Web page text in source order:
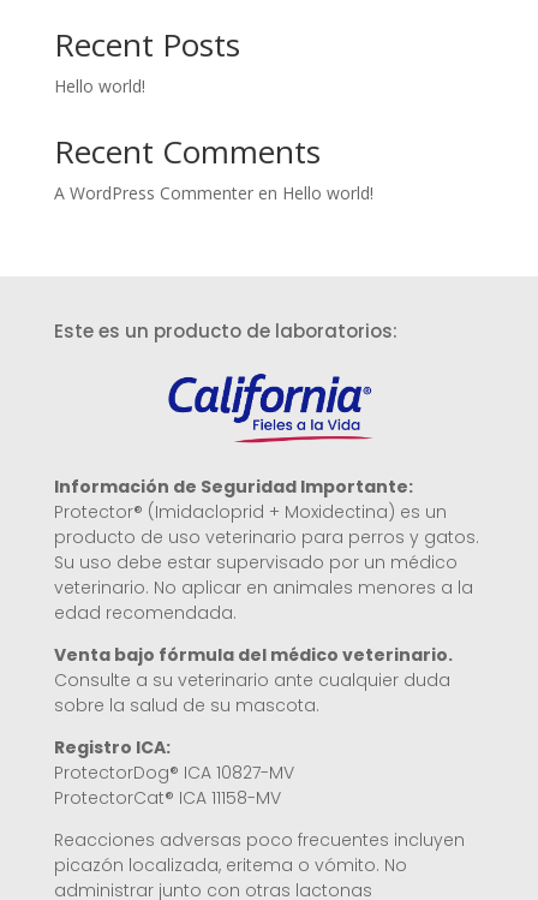
Recent Posts
Hello world!
Recent Comments
A WordPress Commenteren Hello world!
Este es un producto de laboratorios:
Información de Seguridad Importante:
Protector® (Imidacloprid + Moxidectina) es un
producto de uso veterinario para perros y gatos.
Su uso debe estar supervisado por un médico
veterinario. No aplicar en animales menores a la
edad recomendada.
Venta bajo fórmula del médico veterinario.
Consulte a su veterinario ante cualquier duda
sobre la salud de su mascota.
Registro ICA:
ProtectorDog® ICA 10827-MV
ProtectorCat® ICA 11158-MV
Reacciones adversas poco frecuentes incluyen
picazón localizada, eritema o vómito. No
administrar junto con otras lactonas